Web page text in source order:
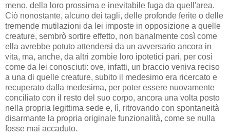
meno, della loro prossima e inevitabile fuga da quell'area.
Ciò nonostante, alcuno dei tagli, delle profonde ferite o delle
tremende mutilazioni da lei imposte in opposizione a quelle
creature, sembrò sortire effetto, non banalmente così come
ella avrebbe potuto attendersi da un avversario ancora in
vita, ma, anche, da altri zombie loro ipotetici pari, per così
come da lei conosciuti: ove, infatti, un braccio veniva reciso
a una di quelle creature, subito il medesimo era ricercato e
recuperato dalla medesima, per poter essere nuovamente
conciliato con il resto del suo corpo, ancora una volta posto
nella propria legittima sede e, lì, ritrovando con spontaneità
disarmante la propria originale funzionalità, come se nulla
fosse mai accaduto.